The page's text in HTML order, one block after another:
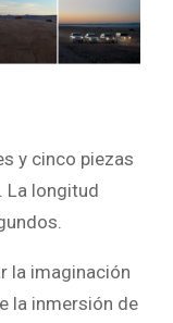
y cinco piezas
. La longitud
la imaginación
la inmersión de